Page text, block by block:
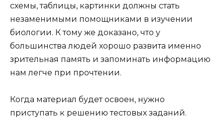
схемы, таблицы, картинки должны стать
незаменимыми помощниками в изучении
биологии. К тому же доказано, что у
большинства людей хорошо развита именно
зрительная память и запоминать информацию
нам легче при прочтении.
Когда материал будет освоен, нужно
приступать к решению тестовых заданий.